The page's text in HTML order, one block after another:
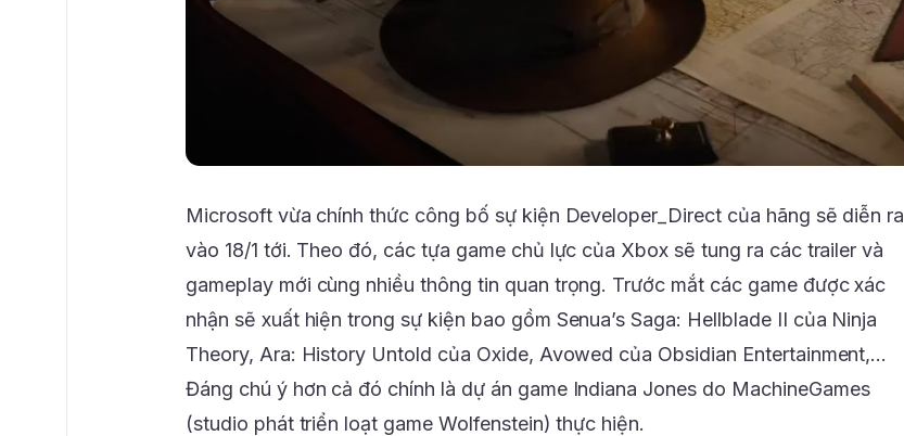
Microsoft vừa chính thức công bố sự kiện Developer_Direct của hãng sẽ diễn ra
vào 18/1 tới. Theo đó, các tựa game chủ lực của Xbox sẽ tung ra các trailer và
gameplay mới cùng nhiều thông tin quan trọng. Trước mắt các game được xác
nhận sẽ xuất hiện trong sự kiện bao gồm Senua’s Saga: Hellblade II của Ninja
Theory, Ara: History Untold của Oxide, Avowed của Obsidian Entertainment,…
Đáng chú ý hơn cả đó chính là dự án game Indiana Jones do MachineGames
(studio phát triển loạt game Wolfenstein) thực hiện.